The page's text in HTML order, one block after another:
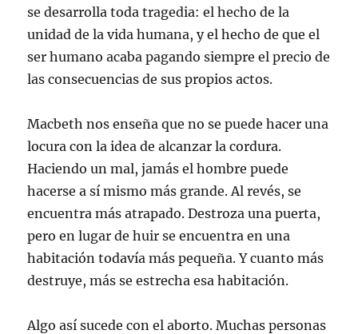
se desarrolla toda tragedia: el hecho de la
unidad de la vida humana, y el hecho de que el
ser humano acaba pagando siempre el precio de
las consecuencias de sus propios actos.
Macbeth nos enseña que no se puede hacer una
locura con la idea de alcanzar la cordura.
Haciendo un mal, jamás el hombre puede
hacerse a sí mismo más grande. Al revés, se
encuentra más atrapado. Destroza una puerta,
pero en lugar de huir se encuentra en una
habitación todavía más pequeña. Y cuanto más
destruye, más se estrecha esa habitación.
Algo así sucede con el aborto. Muchas personas